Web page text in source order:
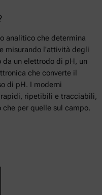
analitico che determina
misurando l'attività degli
da un elettrodo di pH, un
che converte il
di pH. I moderni
ripetibili e tracciabili,
per quelle sul campo.